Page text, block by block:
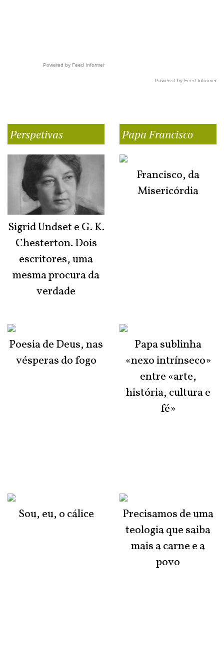
Powered by Feed Informer
Powered by Feed Informer
Perspetivas
Sigrid Undset e G. K.
Chesterton. Dois
escritores, uma
mesma procura da
verdade
Poesia de Deus, nas
vésperas do fogo
Sou, eu, o cálice
Papa Francisco
Francisco, da
Misericórdia
Papa sublinha
«nexo intrínseco»
entre «arte,
história, cultura e
fé»
Precisamos de uma
teologia que saiba
mais a carne e a
povo